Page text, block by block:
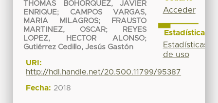
THOMAS BOHORQUEZ, JAVIER
ENRIQUE; CAMPOS VARGAS,
MARIA MILAGROS;
FRAUSTO
MARTINEZ, OSCAR;
REYES
LOPEZ, HECTOR ALONSO;
Gutiérrez Cedillo, Jesús Gastón
URI:
http://hdl.handle.net/20.500.11799/95387
Fecha: 2018
Acceder
Estadísticas
Estadísticas
de uso